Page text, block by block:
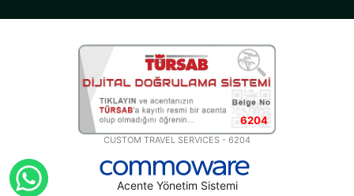
6204
CUSTOM TRAVEL SERVICES - 6204
Acente Yönetim Sistemi